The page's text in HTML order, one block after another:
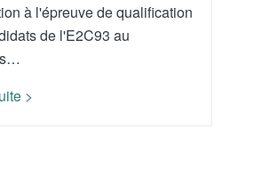
à l'épreuve de qualification
de l'E2C93 au
>